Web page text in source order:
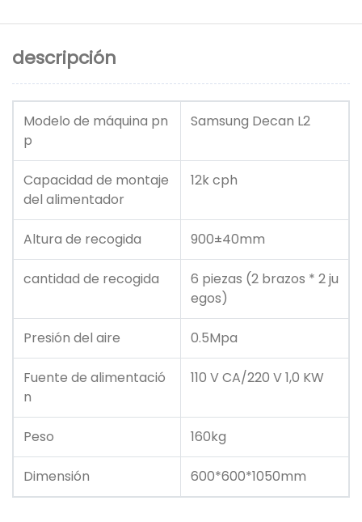
descripción
Modelo de máquina pn
p
Samsung Decan L2
Capacidad de montaje
del alimentador
12k cph
Altura de recogida 900±40mm
cantidad de recogida
6 piezas (2 brazos * 2 ju
egos)
Presión del aire 0.5Mpa
Fuente de alimentació
n
110 V CA/220 V 1,0 KW
Peso 160kg
Dimensión 600*600*1050mm